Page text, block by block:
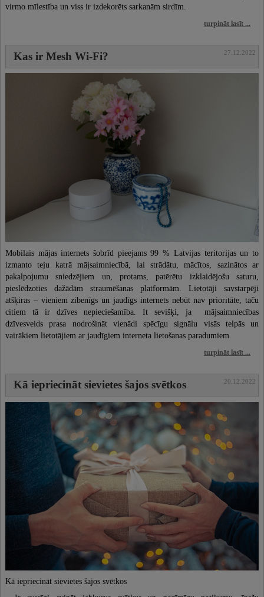
virmo mīlestība un viss ir izdekorēts sarkanām sirdīm.
turpināt lasīt ...
Kas ir Mesh Wi-Fi? 27.12.2022
Mobilais mājas internets šobrīd pieejams 99 % Latvijas teritorijas un to
izmanto teju katrā mājsaimniecībā, lai strādātu, mācītos, sazinātos ar
pakalpojumu sniedzējiem un, protams, patērētu izklaidējošu saturu,
pieslēdzoties dažādām straumēšanas platformām. Lietotāji savstarpēji
atšķiras – vieniem zibenīgs un jaudīgs internets nebūt nav prioritāte, taču
citiem tā ir dzīves nepieciešamība. It sevišķi, ja mājsaimniecības
dzīvesveids prasa nodrošināt vienādi spēcīgu signālu visās telpās un
vairākiem lietotājiem ar jaudīgiem interneta lietošanas paradumiem.
turpināt lasīt ...
Kā iepriecināt sievietes šajos svētkos 20.12.2022
Kā iepriecināt sievietes šajos svētkos